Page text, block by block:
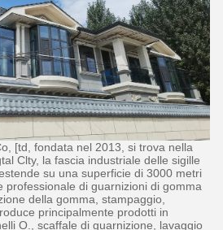
[td, fondata nel 2013, si trova nella
Clty, la fascia industriale delle sigille
su una superficie di 3000 metri
professionale di guarnizioni di gomma
della gomma, stampaggio,
principalmente prodotti in
O., scaffale di guarnizione, lavaggio